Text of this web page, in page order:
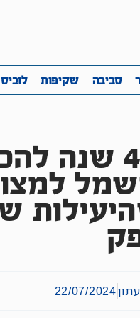
סביבה שקיפות
הפרלמטר סביבה
למדינה לקחו 40
22/07/2024